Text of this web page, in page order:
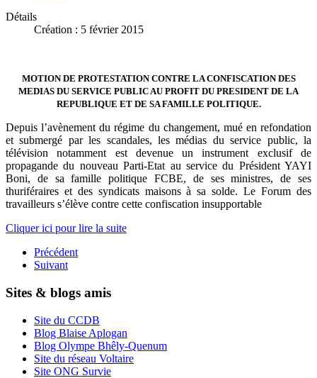
Détails
Création : 5 février 2015
MOTION DE PROTESTATION CONTRE LA CONFISCATION DES
MEDIAS DU SERVICE PUBLIC AU PROFIT DU PRESIDENT DE LA
REPUBLIQUE ET DE SA FAMILLE POLITIQUE.
Depuis l’avènement du régime du changement, mué en refondation
et submergé par les scandales, les médias du service public, la
télévision notamment est devenue un instrument exclusif de
propagande du nouveau Parti-Etat au service du Président YAYI
Boni, de sa famille politique FCBE, de ses ministres, de ses
thuriféraires et des syndicats maisons à sa solde. Le Forum des
travailleurs s’élève contre cette confiscation insupportable
Cliquer ici pour lire la suite
Précédent
Suivant
Sites & blogs amis
Site du CCDB
Blog Blaise Aplogan
Blog Olympe Bhêly-Quenum
Site du réseau Voltaire
Site ONG Survie